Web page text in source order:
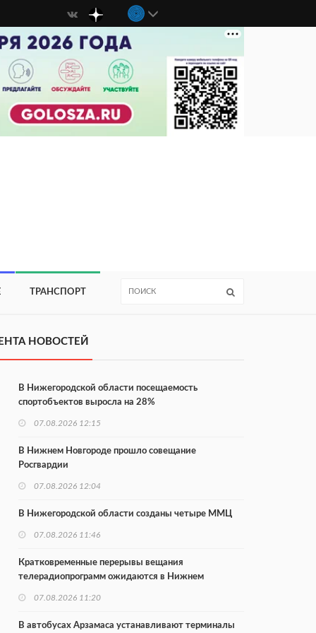
ТРАНСПОРТ
НОВОСТЕЙ
В Нижегородской области посещаемость
спортобъектов выросла на 28%
07.08.2026 12:15
В Нижнем Новгороде прошло совещание
Росгвардии
07.08.2026 12:04
В Нижегородской области созданы четыре ММЦ
07.08.2026 11:46
Кратковременные перерывы вещания
телерадиопрограмм ожидаются в Нижнем
07.08.2026 11:20
В автобусах Арзамаса устанавливают терминалы